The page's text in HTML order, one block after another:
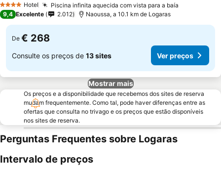
4 EstrelasHotel Piscina infinita aquecida com vista para a baía
9,4 Excelente 2.012 Naoussa, a 10.1 km de Logaras
De € 268
Consulte os preços de 13 sites Ver preços
Mostrar mais
Os preços e a disponibilidade que recebemos dos sites de reserva
mudam frequentemente. Como tal, pode haver diferenças entre as
ofertas que consulta no trivago e os preços que estão disponíveis
nos sites de reserva.
Perguntas Frequentes sobre Logaras
Intervalo de preços